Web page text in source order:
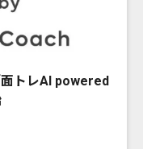
トレAI powered